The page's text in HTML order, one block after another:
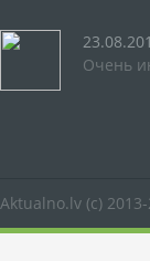
Очень
Aktualno.lv (c)